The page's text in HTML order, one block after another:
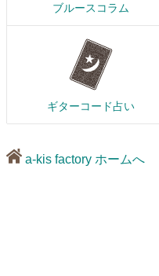
ブルースコラム
ギターコード占い
a-kis factory ホームへ